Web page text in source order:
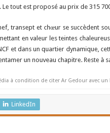
tout est proposé au prix de 315
transept et chœur se succèdent
en valeur les teintes
et dans un quartier dynamique,
un nouveau chapitre. Reste à
à condition de citer Ar Gedour avec un
LinkedIn